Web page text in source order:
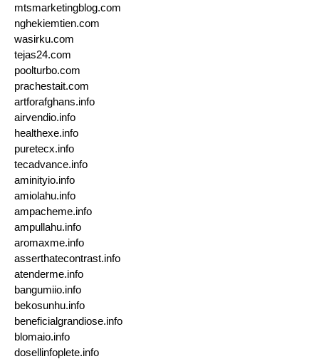
mtsmarketingblog.com
nghekiemtien.com
wasirku.com
tejas24.com
poolturbo.com
prachestait.com
artforafghans.info
airvendio.info
healthexe.info
puretecx.info
tecadvance.info
aminityio.info
amiolahu.info
ampacheme.info
ampullahu.info
aromaxme.info
asserthatecontrast.info
atenderme.info
bangumiio.info
bekosunhu.info
beneficialgrandiose.info
blomaio.info
dosellinfoplete.info